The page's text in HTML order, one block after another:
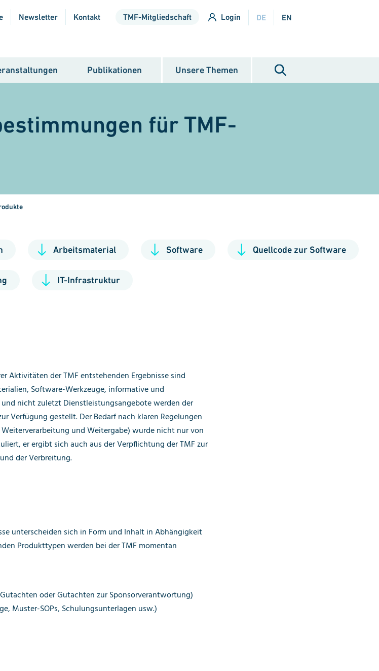
Newsletter Kontakt TMF-Mitgliedschaft Login DE EN
Publikationen Unsere Themen
stimmungen für TMF-
Arbeitsmaterial Software Quellcode zur Software
IT-Infrastruktur
Aktivitäten der TMF entstehenden Ergebnisse sind
Software-Werkzeuge, informative und
nicht zuletzt Dienstleistungsangebote werden der
Verfügung gestellt. Der Bedarf nach klaren Regelungen
und Weitergabe) wurde nicht nur von
er ergibt sich auch aus der Verpflichtung der TMF zur
der Verbreitung.
unterscheiden sich in Form und Inhalt in Abhängigkeit
Produkttypen werden bei der TMF momentan
oder Gutachten zur Sponsorverantwortung)
Muster-SOPs, Schulungsunterlagen usw.)